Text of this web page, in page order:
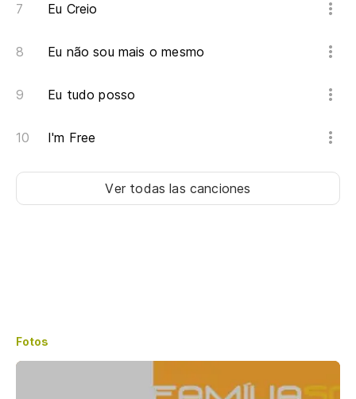
Eu Creio
Eu não sou mais o mesmo
Eu tudo posso
I'm Free
Ver todas las canciones
Fotos